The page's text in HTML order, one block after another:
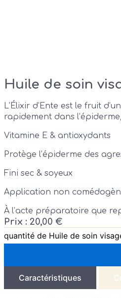
Huile de soin
L’Élixir d’Ente est le fruit
rapidement dans
Vitamine E & antioxydants
Protège l’épiderme des
Fini sec & soyeux
Application non
À l’acte préparatoire que
Prix : 20,00 €
quantité de Huile de soin
Caractéristiques